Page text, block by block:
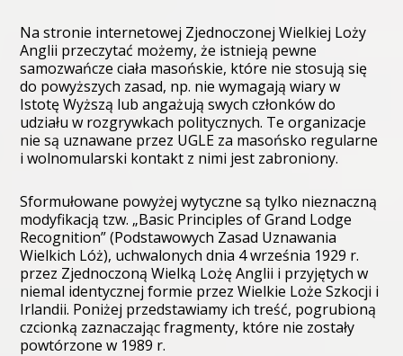
Na stronie internetowej Zjednoczonej Wielkiej Loży
Anglii przeczytać możemy, że istnieją pewne
samozwańcze ciała masońskie, które nie stosują się
do powyższych zasad, np. nie wymagają wiary w
Istotę Wyższą lub angażują swych członków do
udziału w rozgrywkach politycznych. Te organizacje
nie są uznawane przez UGLE za masońsko regularne
i wolnomularski kontakt z nimi jest zabroniony.
Sformułowane powyżej wytyczne są tylko nieznaczną
modyfikacją tzw. „Basic Principles of Grand Lodge
Recognition” (Podstawowych Zasad Uznawania
Wielkich Lóż), uchwalonych dnia 4 września 1929 r.
przez Zjednoczoną Wielką Lożę Anglii i przyjętych w
niemal identycznej formie przez Wielkie Loże Szkocji i
Irlandii. Poniżej przedstawiamy ich treść, pogrubioną
czcionką zaznaczając fragmenty, które nie zostały
powtórzone w 1989 r.